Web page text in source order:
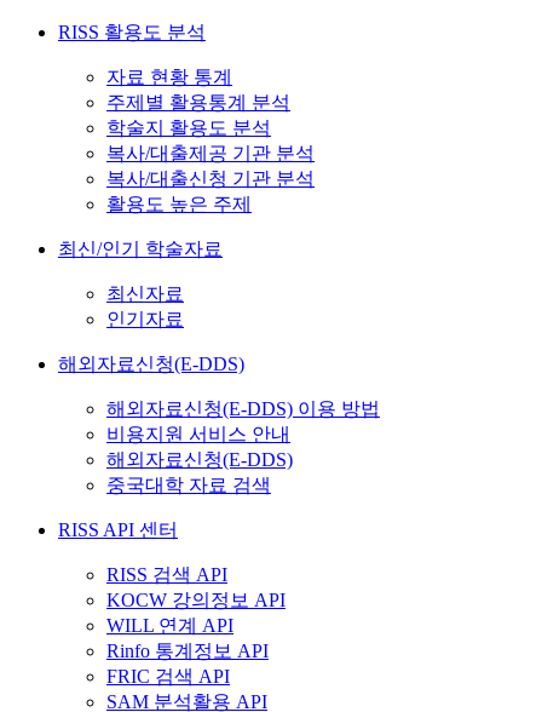
RISS 활용도 분석
자료 현황 통계
주제별 활용통계 분석
학술지 활용도 분석
복사/대출제공 기관 분석
복사/대출신청 기관 분석
활용도 높은 주제
최신/인기 학술자료
최신자료
인기자료
해외자료신청(E-DDS)
해외자료신청(E-DDS) 이용 방법
비용지원 서비스 안내
해외자료신청(E-DDS)
중국대학 자료 검색
RISS API 센터
RISS 검색 API
KOCW 강의정보 API
WILL 연계 API
Rinfo 통계정보 API
FRIC 검색 API
SAM 분석활용 API